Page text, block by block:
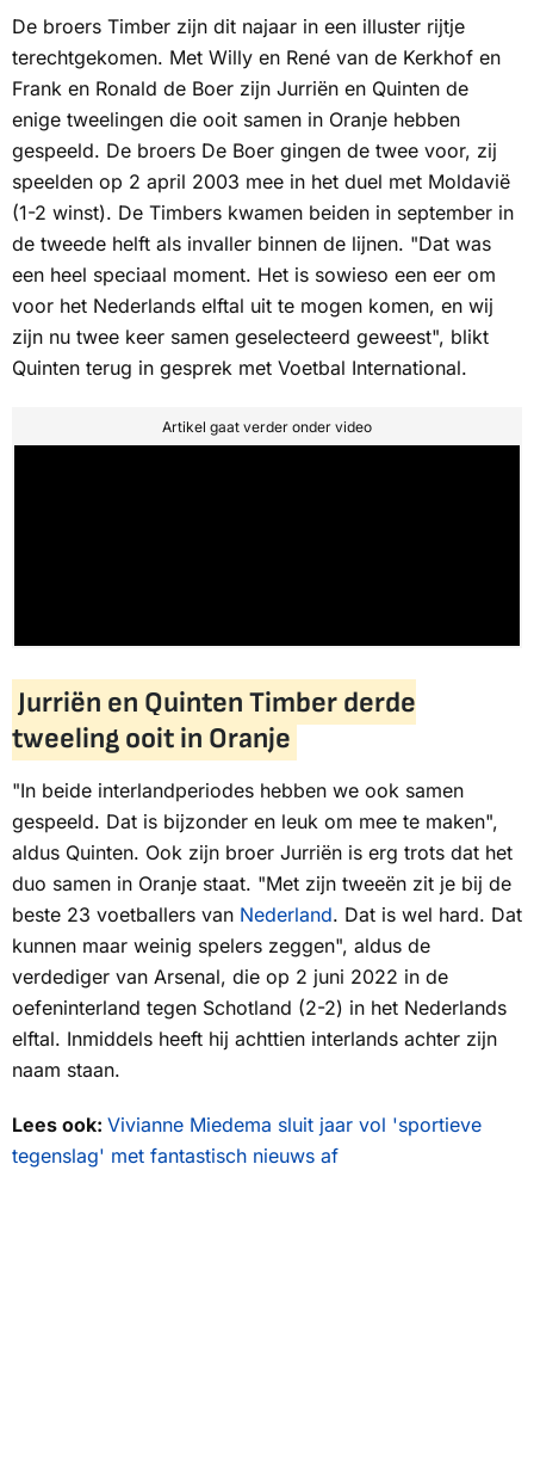
De broers Timber zijn dit najaar in een illuster rijtje
terechtgekomen. Met Willy en René van de Kerkhof en
Frank en Ronald de Boer zijn Jurriën en Quinten de
enige tweelingen die ooit samen in Oranje hebben
gespeeld. De broers De Boer gingen de twee voor, zij
speelden op 2 april 2003 mee in het duel met Moldavië
(1-2 winst). De Timbers kwamen beiden in september in
de tweede helft als invaller binnen de lijnen. "Dat was
een heel speciaal moment. Het is sowieso een eer om
voor het Nederlands elftal uit te mogen komen, en wij
zijn nu twee keer samen geselecteerd geweest", blikt
Quinten terug in gesprek met Voetbal International.
Artikel gaat verder onder video
Jurriën en Quinten Timber derde
tweeling ooit in Oranje
"In beide interlandperiodes hebben we ook samen
gespeeld. Dat is bijzonder en leuk om mee te maken",
aldus Quinten. Ook zijn broer Jurriën is erg trots dat het
duo samen in Oranje staat. "Met zijn tweeën zit je bij de
beste 23 voetballers van Nederland. Dat is wel hard. Dat
kunnen maar weinig spelers zeggen", aldus de
verdediger van Arsenal, die op 2 juni 2022 in de
oefeninterland tegen Schotland (2-2) in het Nederlands
elftal. Inmiddels heeft hij achttien interlands achter zijn
naam staan.
Lees ook: Vivianne Miedema sluit jaar vol 'sportieve
tegenslag' met fantastisch nieuws af